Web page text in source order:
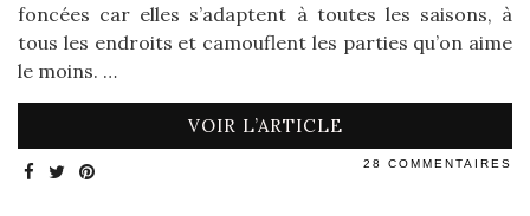
foncées car elles s’adaptent à toutes les saisons, à
tous les endroits et camouflent les parties qu’on aime
le moins. …
VOIR L’ARTICLE
28 COMMENTAIRES